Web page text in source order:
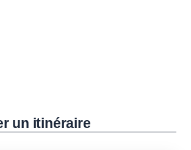
un itinéraire